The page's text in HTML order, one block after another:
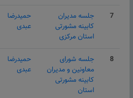
7
جلسه مدیران
کابینه مشورتی
استان مرکزی
حمیدرضا
عبدی
8
جلسه شورای
معاونین و مدیران
کابینه مشورتی
استان
حمیدرضا
عبدی